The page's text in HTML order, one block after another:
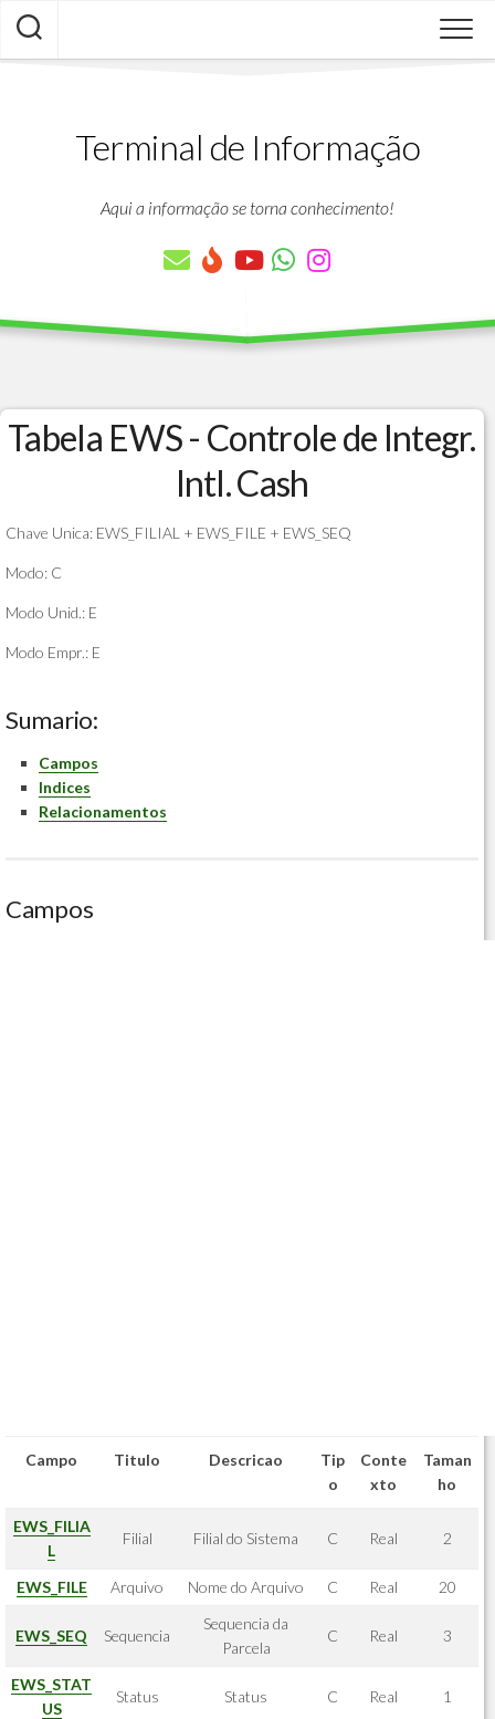
Skip
content
Terminal de Informação
Aqui a informação se torna conhecimento!
Tabela EWS - Controle de Integr.
Intl. Cash
Chave Unica: EWS_FILIAL + EWS_FILE + EWS_SEQ
Modo: C
Modo Unid.: E
Modo Empr.: E
Sumario:
Campos
Indices
Relacionamentos
Campos
Campo Titulo Descricao
Tip
o
Conte
xto
Taman
ho
EWS_FILIA
L
Filial Filial do Sistema C Real 2
EWS_FILE Arquivo Nome do Arquivo C Real 20
EWS_SEQ Sequencia
Sequencia da
Parcela
C Real 3
EWS_STAT
US
Status Status C Real 1